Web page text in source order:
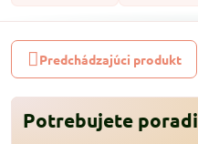
Predchádzajúci produkt
Potrebujete